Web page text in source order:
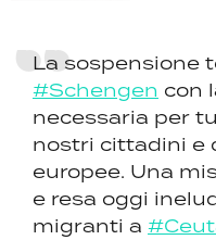
La sospensione
#Schengen con
necessaria per
nostri cittadini e
europee. Una
e resa oggi
migranti a